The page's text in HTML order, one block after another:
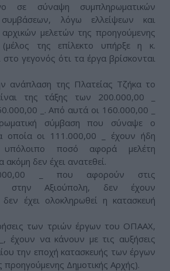
σε σύναψη συμπληρωματικών
συμβάσεων, λόγω ελλείψεων και
μελετών της προηγούμενης
(μέλος της επίλεκτο υπήρξε η κ.
γεγονός ότι τα έργα βρίσκονται
ανάπλαση της Πλατείας Τζήκα το
της τάξης των 200.000,00 _
_. Από αυτά οι 160.000,00 _
σύμβαση που σύναψε ο
οποία οι 111.000,00 _ έχουν ήδη
υπόλοιπο ποσό αφορά μελέτη
δεν έχει ανατεθεί.
_ που αφορούν στις
στην Αξιούπολη, δεν έχουν
δεν έχει ολοκληρωθεί η κατασκευή
των τριών έργων του ΟΠΑΑΧ,
έχουν να κάνουν με τις αυξήσεις
την εποχή κατασκευής των έργων
προηγούμενης Δημοτικής Αρχής).